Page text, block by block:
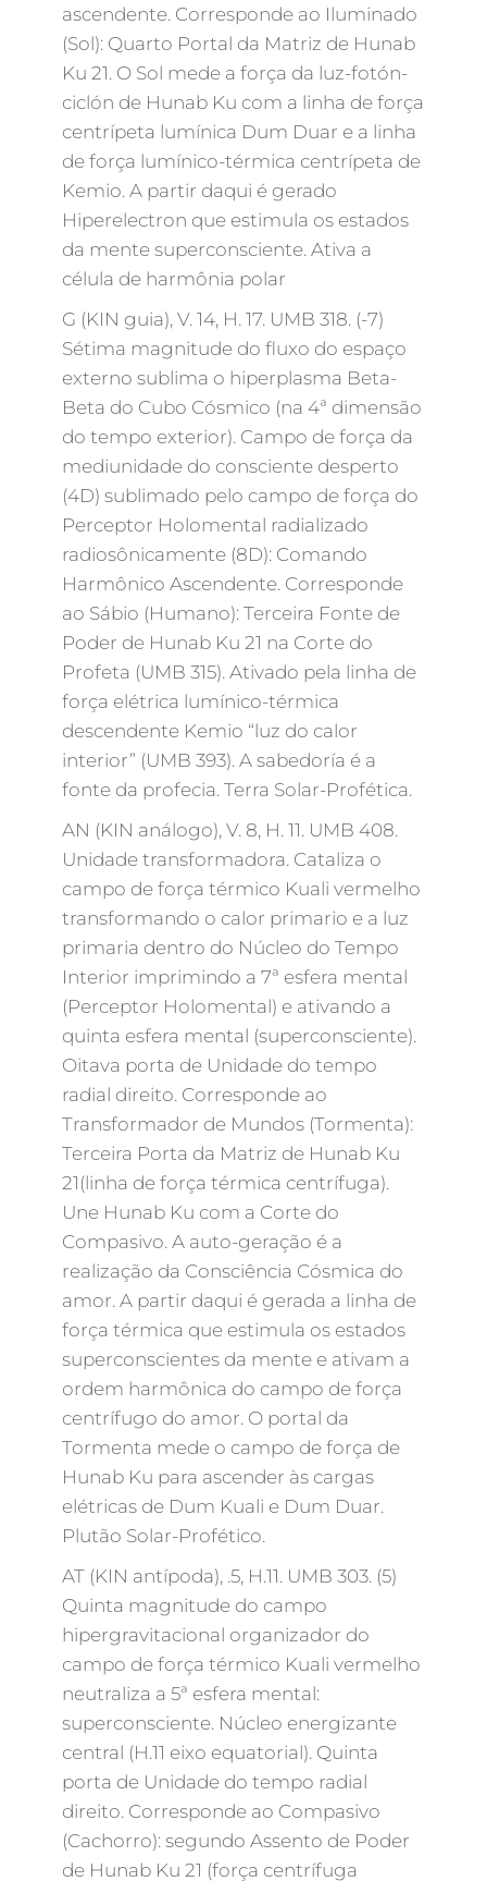
ascendente. Corresponde ao Iluminado
(Sol): Quarto Portal da Matriz de Hunab
Ku 21. O Sol mede a força da luz-fotón-
ciclón de Hunab Ku com a linha de força
centrípeta lumínica Dum Duar e a linha
de força lumínico-térmica centrípeta de
Kemio. A partir daqui é gerado
Hiperelectron que estimula os estados
da mente superconsciente. Ativa a
célula de harmônia polar
G (KIN guia), V. 14, H. 17. UMB 318. (-7)
Sétima magnitude do fluxo do espaço
externo sublima o hiperplasma Beta-
Beta do Cubo Cósmico (na 4ª dimensão
do tempo exterior). Campo de força da
mediunidade do consciente desperto
(4D) sublimado pelo campo de força do
Perceptor Holomental radializado
radiosônicamente (8D): Comando
Harmônico Ascendente. Corresponde
ao Sábio (Humano): Terceira Fonte de
Poder de Hunab Ku 21 na Corte do
Profeta (UMB 315). Ativado pela linha de
força elétrica lumínico-térmica
descendente Kemio “luz do calor
interior” (UMB 393). A sabedoría é a
fonte da profecia. Terra Solar-Profética.
AN (KIN análogo), V. 8, H. 11. UMB 408.
Unidade transformadora. Cataliza o
campo de força térmico Kuali vermelho
transformando o calor primario e a luz
primaria dentro do Núcleo do Tempo
Interior imprimindo a 7ª esfera mental
(Perceptor Holomental) e ativando a
quinta esfera mental (superconsciente).
Oitava porta de Unidade do tempo
radial direito. Corresponde ao
Transformador de Mundos (Tormenta):
Terceira Porta da Matriz de Hunab Ku
21(linha de força térmica centrífuga).
Une Hunab Ku com a Corte do
Compasivo. A auto-geração é a
realização da Consciência Cósmica do
amor. A partir daqui é gerada a linha de
força térmica que estimula os estados
superconscientes da mente e ativam a
ordem harmônica do campo de força
centrífugo do amor. O portal da
Tormenta mede o campo de força de
Hunab Ku para ascender às cargas
elétricas de Dum Kuali e Dum Duar.
Plutão Solar-Profético.
AT (KIN antípoda), .5, H.11. UMB 303. (5)
Quinta magnitude do campo
hipergravitacional organizador do
campo de força térmico Kuali vermelho
neutraliza a 5ª esfera mental:
superconsciente. Núcleo energizante
central (H.11 eixo equatorial). Quinta
porta de Unidade do tempo radial
direito. Corresponde ao Compasivo
(Cachorro): segundo Assento de Poder
de Hunab Ku 21 (força centrífuga